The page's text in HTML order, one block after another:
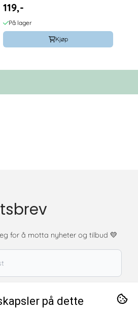
119,-
På lager
Kjøp
for å motta nyheter og tilbud 💛
nå på dette